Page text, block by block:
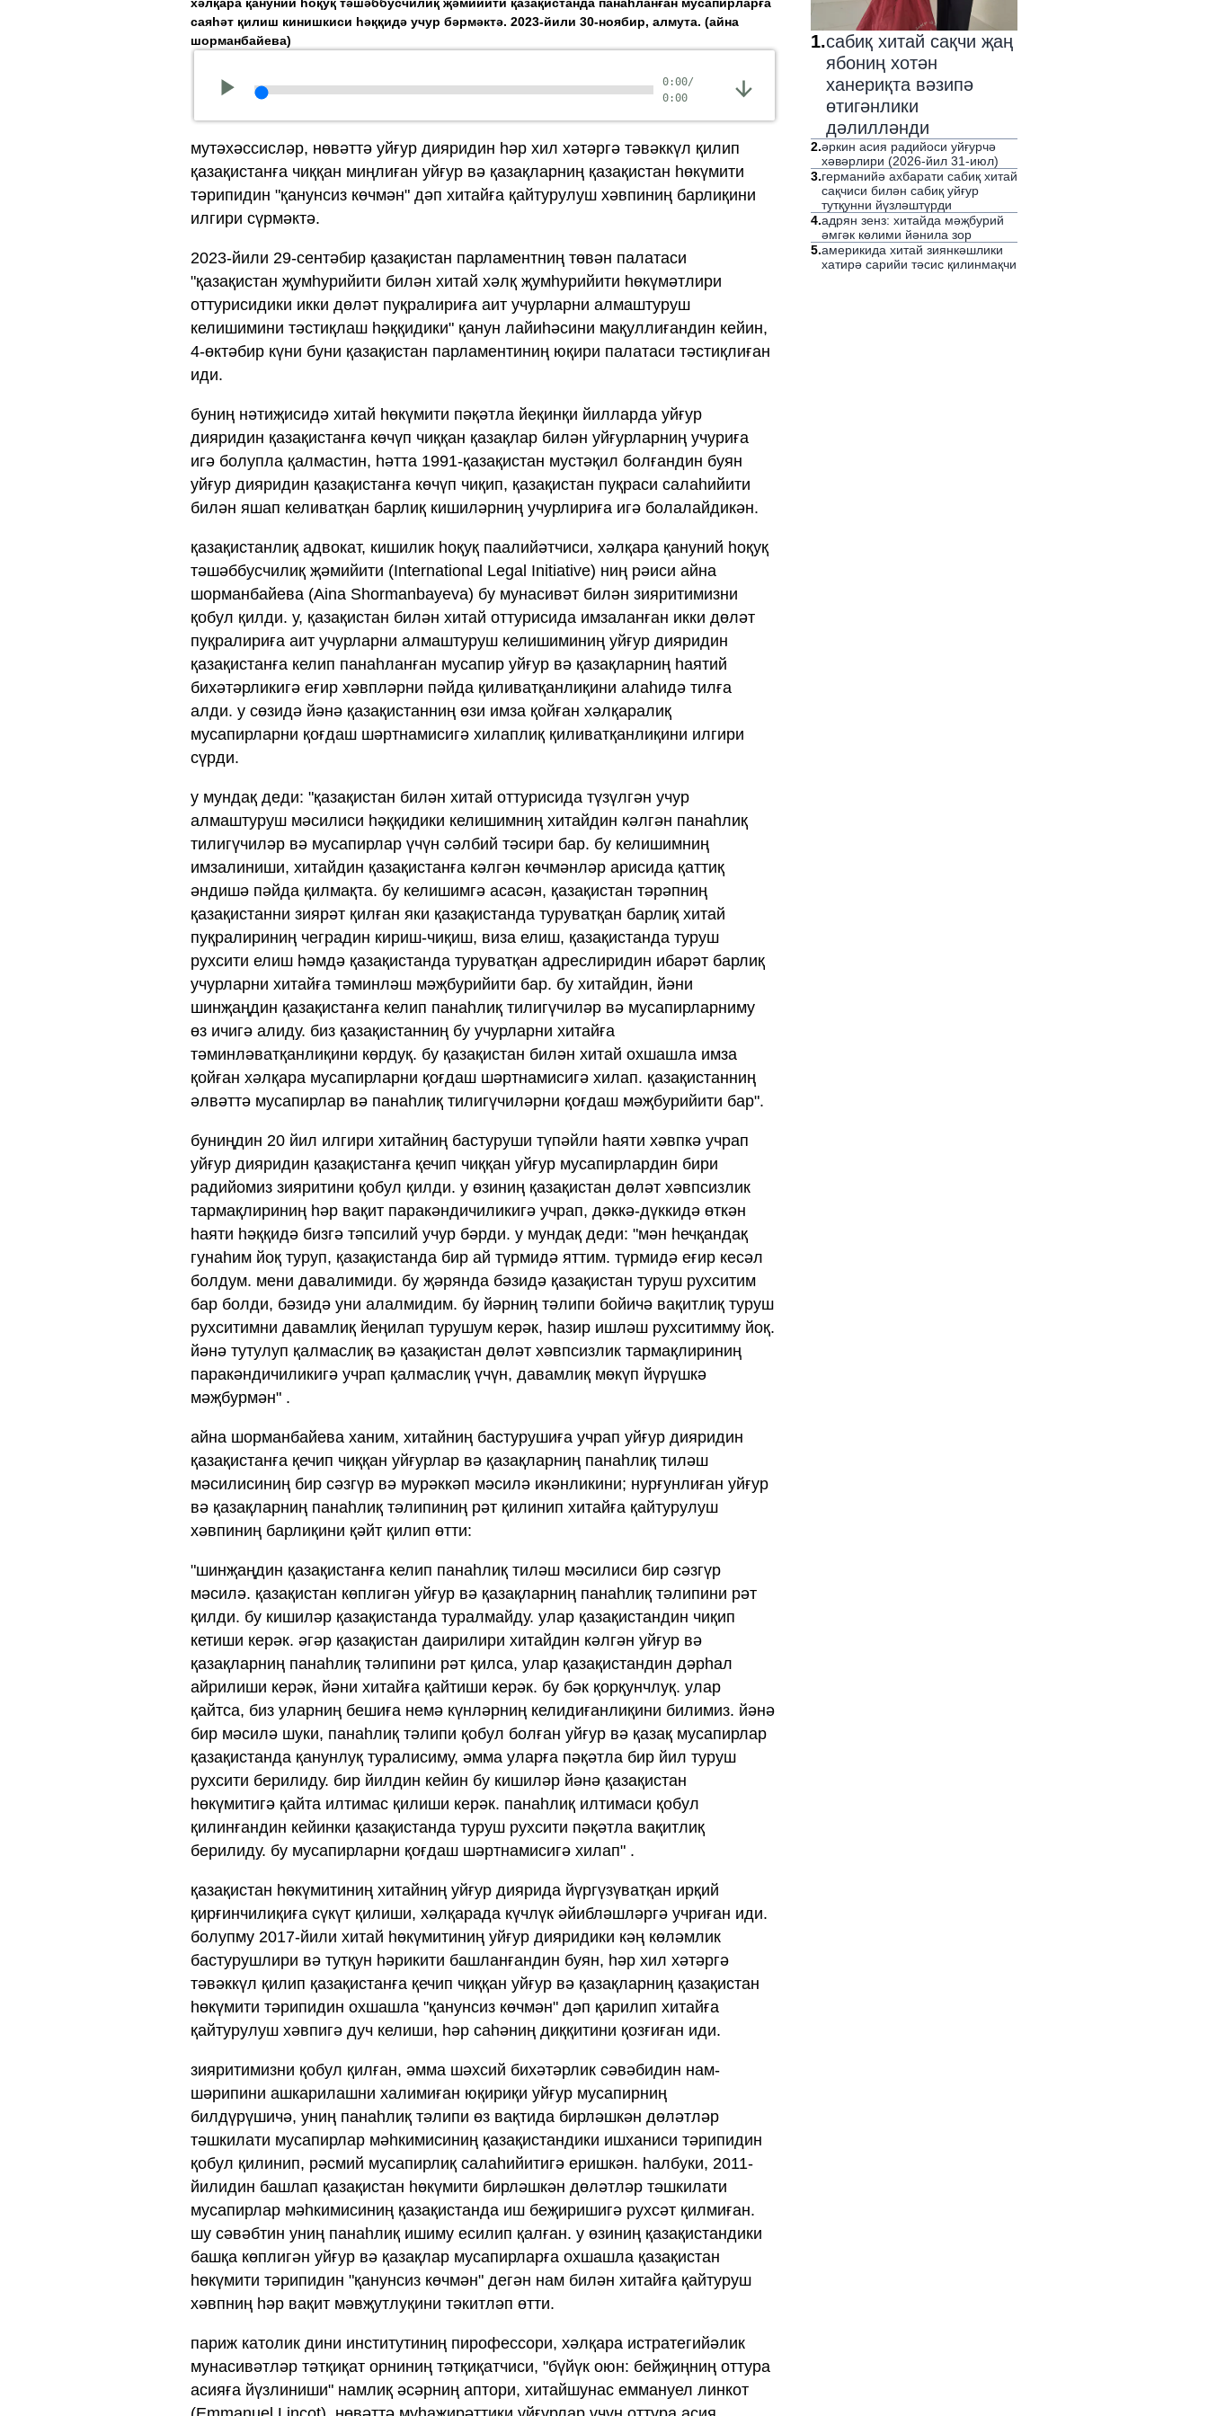
саяһәт қилиш кинишкиси һәққидә учур бәрмәктә. 2023-йили 30-ноябир, алмута. (айна
шорманбайева)
0:00/
0:00
мутәхәссисләр, нөвәттә уйғур дияридин һәр хил хәтәргә тәвәккүл қилип
қазақистанға чиққан миңлиған уйғур вә қазақларниң қазақистан һөкүмити
тәрипидин "қанунсиз көчмән" дәп хитайға қайтурулуш хәвпиниң барлиқини
илгири сүрмәктә.
2023-йили 29-сентәбир қазақистан парламентниң төвән палатаси
"қазақистан җумһурийити билән хитай хәлқ җумһурийити һөкүмәтлири
оттурисидики икки дөләт пуқралириға аит учурларни алмаштуруш
келишимини тәстиқлаш һәққидики" қанун лайиһәсини мақуллиғандин кейин,
4-өктәбир күни буни қазақистан парламентиниң юқири палатаси тәстиқлиған
иди.
буниң нәтиҗисидә хитай һөкүмити пәқәтла йеқинқи йилларда уйғур
дияридин қазақистанға көчүп чиққан қазақлар билән уйғурларниң учуриға
игә болупла қалмастин, һәтта 1991-қазақистан мустәқил болғандин буян
уйғур дияридин қазақистанға көчүп чиқип, қазақистан пуқраси салаһийити
билән яшап келиватқан барлиқ кишиләрниң учурлириға игә болалайдикән.
қазақистанлиқ адвокат, кишилик һоқуқ паалийәтчиси, хәлқара қануний һоқуқ
тәшәббусчилиқ җәмийити (International Legal Initiative) ниң рәиси айна
шорманбайева (Aina Shormanbayeva) бу мунасивәт билән зияритимизни
қобул қилди. у, қазақистан билән хитай оттурисида имзаланған икки дөләт
пуқралириға аит учурларни алмаштуруш келишиминиң уйғур дияридин
қазақистанға келип панаһланған мусапир уйғур вә қазақларниң һаятий
бихәтәрликигә еғир хәвпләрни пәйда қиливатқанлиқини алаһидә тилға
алди. у сөзидә йәнә қазақистанниң өзи имза қойған хәлқаралиқ
мусапирларни қоғдаш шәртнамисигә хилаплиқ қиливатқанлиқини илгири
сүрди.
у мундақ деди: "қазақистан билән хитай оттурисида түзүлгән учур
алмаштуруш мәсилиси һәққидики келишимниң хитайдин кәлгән панаһлиқ
тилигүчиләр вә мусапирлар үчүн сәлбий тәсири бар. бу келишимниң
имзалиниши, хитайдин қазақистанға кәлгән көчмәнләр арисида қаттиқ
әндишә пәйда қилмақта. бу келишимгә асасән, қазақистан тәрәпниң
қазақистанни зиярәт қилған яки қазақистанда туруватқан барлиқ хитай
пуқралириниң чеградин кириш-чиқиш, виза елиш, қазақистанда туруш
рухсити елиш һәмдә қазақистанда туруватқан адреслиридин ибарәт барлиқ
учурларни хитайға тәминләш мәҗбурийити бар. бу хитайдин, йәни
шинҗаңдин қазақистанға келип панаһлиқ тилигүчиләр вә мусапирларниму
өз ичигә алиду. биз қазақистанниң бу учурларни хитайға
тәминләватқанлиқини көрдуқ. бу қазақистан билән хитай охшашла имза
қойған хәлқара мусапирларни қоғдаш шәртнамисигә хилап. қазақистанниң
әлвәттә мусапирлар вә панаһлиқ тилигүчиләрни қоғдаш мәҗбурийити бар".
буниңдин 20 йил илгири хитайниң бастуруши түпәйли һаяти хәвпкә учрап
уйғур дияридин қазақистанға қечип чиққан уйғур мусапирлардин бири
радийомиз зияритини қобул қилди. у өзиниң қазақистан дөләт хәвпсизлик
тармақлириниң һәр вақит паракәндичиликигә учрап, дәккә-дүккидә өткән
һаяти һәққидә бизгә тәпсилий учур бәрди. у мундақ деди: "мән һечқандақ
гунаһим йоқ туруп, қазақистанда бир ай түрмидә яттим. түрмидә еғир кесәл
болдум. мени давалимиди. бу җәрянда бәзидә қазақистан туруш рухситим
бар болди, бәзидә уни алалмидим. бу йәрниң тәлипи бойичә вақитлиқ туруш
рухситимни давамлиқ йеңилап турушум керәк, һазир ишләш рухситимму йоқ.
йәнә тутулуп қалмаслиқ вә қазақистан дөләт хәвпсизлик тармақлириниң
паракәндичиликигә учрап қалмаслиқ үчүн, давамлиқ мөкүп йүрүшкә
мәҗбурмән" .
айна шорманбайева ханим, хитайниң бастурушиға учрап уйғур дияридин
қазақистанға қечип чиққан уйғурлар вә қазақларниң панаһлиқ тиләш
мәсилисиниң бир сәзгүр вә мурәккәп мәсилә икәнликини; нурғунлиған уйғур
вә қазақларниң панаһлиқ тәлипиниң рәт қилинип хитайға қайтурулуш
хәвпиниң барлиқини қәйт қилип өтти:
"шинҗаңдин қазақистанға келип панаһлиқ тиләш мәсилиси бир сәзгүр
мәсилә. қазақистан көплигән уйғур вә қазақларниң панаһлиқ тәлипини рәт
қилди. бу кишиләр қазақистанда туралмайду. улар қазақистандин чиқип
кетиши керәк. әгәр қазақистан даирилири хитайдин кәлгән уйғур вә
қазақларниң панаһлиқ тәлипини рәт қилса, улар қазақистандин дәрһал
айрилиши керәк, йәни хитайға қайтиши керәк. бу бәк қорқунчлуқ. улар
қайтса, биз уларниң бешиға немә күнләрниң келидиғанлиқини билимиз. йәнә
бир мәсилә шуки, панаһлиқ тәлипи қобул болған уйғур вә қазақ мусапирлар
қазақистанда қанунлуқ туралисиму, әмма уларға пәқәтла бир йил туруш
рухсити берилиду. бир йилдин кейин бу кишиләр йәнә қазақистан
һөкүмитигә қайта илтимас қилиши керәк. панаһлиқ илтимаси қобул
қилинғандин кейинки қазақистанда туруш рухсити пәқәтла вақитлиқ
берилиду. бу мусапирларни қоғдаш шәртнамисигә хилап" .
қазақистан һөкүмитиниң хитайниң уйғур диярида йүргүзүватқан ирқий
қирғинчилиқиға сүкүт қилиши, хәлқарада күчлүк әйибләшләргә учриған иди.
болупму 2017-йили хитай һөкүмитиниң уйғур дияридики кәң көләмлик
бастурушлири вә тутқун һәрикити башланғандин буян, һәр хил хәтәргә
тәвәккүл қилип қазақистанға қечип чиққан уйғур вә қазақларниң қазақистан
һөкүмити тәрипидин охшашла "қанунсиз көчмән" дәп қарилип хитайға
қайтурулуш хәвпигә дуч келиши, һәр саһәниң диққитини қозғиған иди.
зияритимизни қобул қилған, әмма шәхсий бихәтәрлик сәвәбидин нам-
шәрипини ашкарилашни халимиған юқириқи уйғур мусапирниң
билдүрүшичә, униң панаһлиқ тәлипи өз вақтида бирләшкән дөләтләр
тәшкилати мусапирлар мәһкимисиниң қазақистандики ишханиси тәрипидин
қобул қилинип, рәсмий мусапирлиқ салаһийитигә еришкән. һалбуки, 2011-
йилидин башлап қазақистан һөкүмити бирләшкән дөләтләр тәшкилати
мусапирлар мәһкимисиниң қазақистанда иш беҗиришигә рухсәт қилмиған.
шу сәвәбтин униң панаһлиқ ишиму есилип қалған. у өзиниң қазақистандики
башқа көплигән уйғур вә қазақлар мусапирларға охшашла қазақистан
һөкүмити тәрипидин "қанунсиз көчмән" дегән нам билән хитайға қайтуруш
хәвпниң һәр вақит мәвҗутлуқини тәкитләп өтти.
париж католик дини институтиниң пирофессори, хәлқара истратегийәлик
мунасивәтләр тәтқиқат орниниң тәтқиқатчиси, "бүйүк оюн: бейҗиңниң оттура
асияға йүзлиниши" намлиқ әсәрниң аптори, хитайшунас еммануел линкот
1.сабиқ хитай сақчи җаң
ябониң хотән
ханериқта вәзипә
өтигәнлики
дәлилләнди
2.әркин асия радийоси уйғурчә
хәвәрлири (2026-йил 31-июл)
3.германийә ахбарати сабиқ хитай
сақчиси билән сабиқ уйғур
тутқунни йүзләштүрди
4.адрян зенз: хитайда мәҗбурий
әмгәк көлими йәнила зор
5.америкида хитай зиянкәшлики
хатирә сарийи тәсис қилинмақчи